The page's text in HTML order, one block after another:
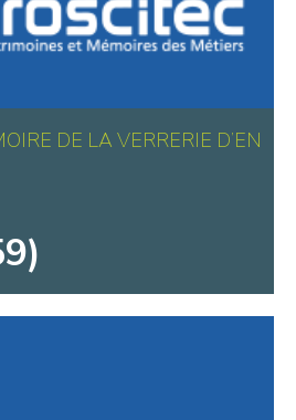
DE LA VERRERIE D’EN